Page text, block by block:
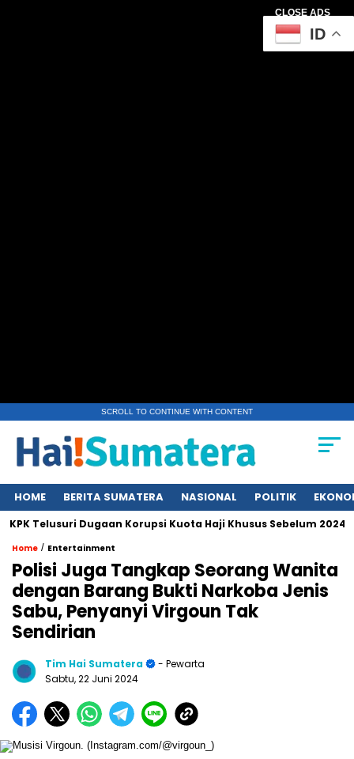
CLOSE ADS
SCROLL TO CONTINUE WITH CONTENT
HOME BERITA SUMATERA NASIONAL POLITIK
Dugaan Korupsi Kuota Haji Khusus Sebelum 2024
Home / Entertainment
Polisi Juga Tangkap Seorang Wanita
dengan Barang Bukti Narkoba Jenis
Sabu, Penyanyi Virgoun Tak
Sendirian
Tim Hai Sumatera
- Pewarta
Sabtu, 22 Juni 2024
ID